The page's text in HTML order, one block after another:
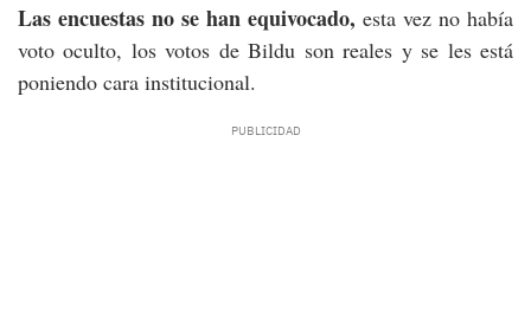
Las encuestas no se han equivocado, esta vez no había
voto oculto, los votos de Bildu son reales y se les está
poniendo cara institucional.